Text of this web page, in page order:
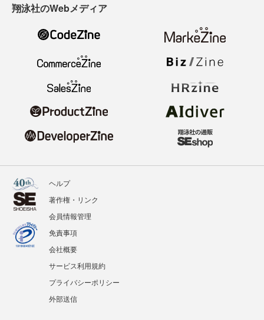
翔泳社のWebメディア
ヘルプ
著作権・リンク
会員情報管理
免責事項
会社概要
サービス利用規約
プライバシーポリシー
外部送信